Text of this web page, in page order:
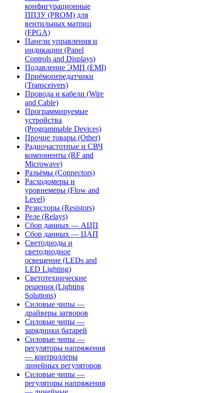
конфигурационные
ППЗУ (PROM) для
вентильных матриц
(FPGA)
Панели управления и
индикации (Panel
Controls and Displays)
Подавление ЭМП (EMI)
Приёмопередатчики
(Transceivers)
Провода и кабели (Wire
and Cable)
Программируемые
устройства
(Programmable Devices)
Прочие товары (Other)
Радиочастотные и СВЧ
компоненты (RF and
Microwave)
Разъёмы (Connectors)
Расходомеры и
уровнемеры (Flow and
Level)
Резисторы (Resistors)
Реле (Relays)
Сбор данных — АЦП
Сбор данных — ЦАП
Светодиоды и
светодиодное
освещение (LEDs and
LED Lighting)
Светотехнические
решения (Lighting
Solutions)
Силовые чипы —
драйверы затворов
Силовые чипы —
зарядники батарей
Силовые чипы —
регуляторы напряжения
— контроллеры
линейных регуляторов
Силовые чипы —
регуляторы напряжения